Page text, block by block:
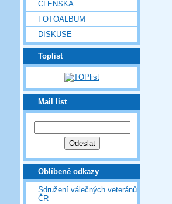
ČLENSKÁ
FOTOALBUM
DISKUSE
Toplist
Mail list
Oblíbené odkazy
Sdružení válečných veteránů
ČR